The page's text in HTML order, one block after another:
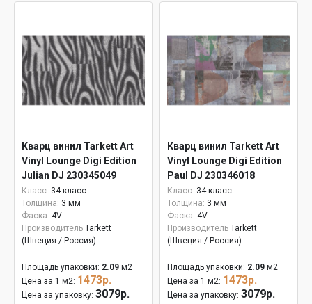
Кварц винил Tarkett Art
Vinyl Lounge Digi Edition
Julian DJ 230345049
Класс: 34 класс
Толщина: 3 мм
Фаска: 4V
Производитель Tarkett
(Швеция / Россия)
Площадь упаковки: 2.09 м2
Цена за 1 м2: 1473р.
Цена за упаковку: 3079р.
Кварц винил Tarkett Art
Vinyl Lounge Digi Edition
Paul DJ 230346018
Класс: 34 класс
Толщина: 3 мм
Фаска: 4V
Производитель Tarkett
(Швеция / Россия)
Площадь упаковки: 2.09 м2
Цена за 1 м2: 1473р.
Цена за упаковку: 3079р.